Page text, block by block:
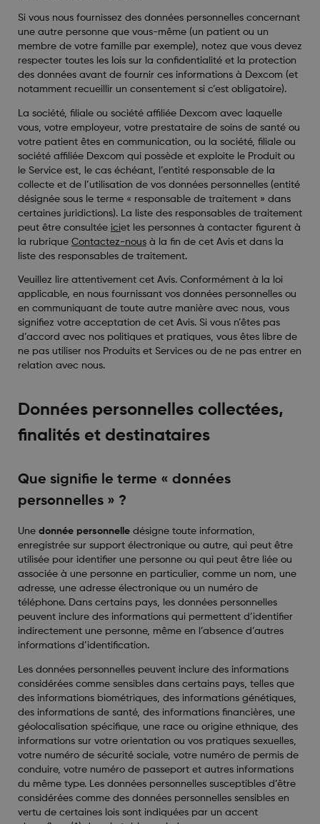
Si vous nous fournissez des données personnelles concernant
une autre personne que vous-même (un patient ou un
membre de votre famille par exemple), notez que vous devez
respecter toutes les lois sur la confidentialité et la protection
des données avant de fournir ces informations à Dexcom (et
notamment recueillir un consentement si c’est obligatoire).
La société, filiale ou société affiliée Dexcom avec laquelle
vous, votre employeur, votre prestataire de soins de santé ou
votre patient êtes en communication, ou la société, filiale ou
société affiliée Dexcom qui possède et exploite le Produit ou
le Service est, le cas échéant, l’entité responsable de la
collecte et de l’utilisation de vos données personnelles (entité
désignée sous le terme « responsable de traitement » dans
certaines juridictions). La liste des responsables de traitement
peut être consultée iciet les personnes à contacter figurent à
la rubrique Contactez-nousà la fin de cet Avis et dans la
liste des responsables de traitement.
Veuillez lire attentivement cet Avis. Conformément à la loi
applicable, en nous fournissant vos données personnelles ou
en communiquant de toute autre manière avec nous, vous
signifiez votre acceptation de cet Avis. Si vous n’êtes pas
d’accord avec nos politiques et pratiques, vous êtes libre de
ne pas utiliser nos Produits et Services ou de ne pas entrer en
relation avec nous.
Données personnelles collectées,
finalités et destinataires
Que signifie le terme « données
personnelles » ?
Une donnée personnelledésigne toute information,
enregistrée sur support électronique ou autre, qui peut être
utilisée pour identifier une personne ou qui peut être liée ou
associée à une personne en particulier, comme un nom, une
adresse, une adresse électronique ou un numéro de
téléphone. Dans certains pays, les données personnelles
peuvent inclure des informations qui permettent d’identifier
indirectement une personne, même en l’absence d’autres
informations d’identification.
Les données personnelles peuvent inclure des informations
considérées comme sensibles dans certains pays, telles que
des informations biométriques, des informations génétiques,
des informations de santé, des informations financières, une
géolocalisation spécifique, une race ou origine ethnique, des
informations sur votre orientation ou vos pratiques sexuelles,
votre numéro de sécurité sociale, votre numéro de permis de
conduire, votre numéro de passeport et autres informations
du même type. Les données personnelles susceptibles d’être
considérées comme des données personnelles sensibles en
vertu de certaines lois sont indiquées par un accent